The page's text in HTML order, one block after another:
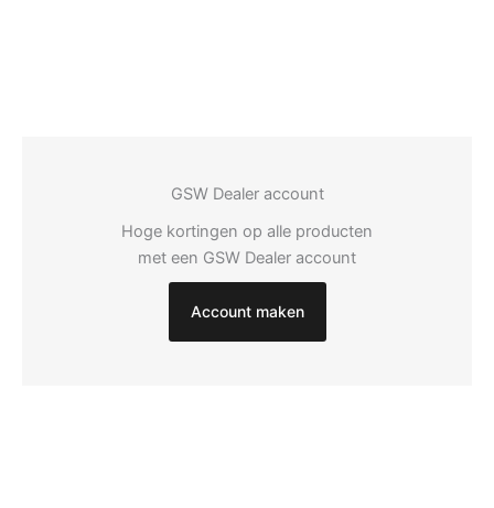
GSW Dealer account
Hoge kortingen op alle producten
met een GSW Dealer account
Account maken